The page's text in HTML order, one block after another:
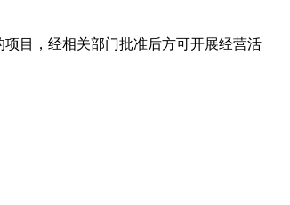
目，经相关部门批准后方可开展经营活